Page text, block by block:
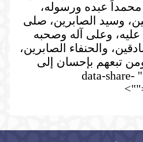
عبده ورسوله،
وسيد الصابرين، صلى
عليه، وعلى آله وصحبه
والحنفاء الصابرين،
ومن تبعهم بإحسان إلى
يوم الدين." data-share-